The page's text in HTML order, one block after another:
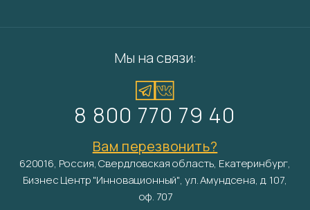
Мы на связи:
8 800 770 79 40
Вам перезвонить?
620016, Россия, Свердловская область, Екатеринбург,
Бизнес Центр "Инновационный", ул. Амундсена, д. 107,
оф. 707